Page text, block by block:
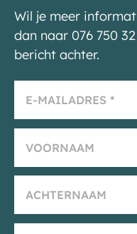
Wil je meer
dan naar 076 750
bericht achter.